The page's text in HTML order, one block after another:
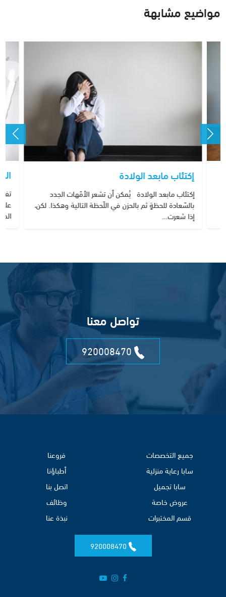
مواضيع مشابهة
إكتئاب مابعد الولادة
إكتئاب مابعد الولادة يُمكن أن تشعر الأمّهات الجدد
بالسّعادة للحظةٍ ثم بالحزن في اللّحظة التالية وهكذا. لكن،
إذا شعرت…
تواصل معنا
جميع التخصصات
سابا رعاية منزلية
سابا تجميل
عروض خاصة
قسم المختبرات
فروعنا
أطباؤنا
اتصل بنا
وظائف
نبذة عنا